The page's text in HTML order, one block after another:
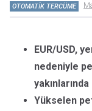
OTOMATİK TERCÜME
EUR/USD,
nedeniyle
Yükselen